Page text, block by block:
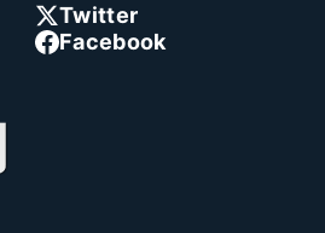
Twitter
Facebook